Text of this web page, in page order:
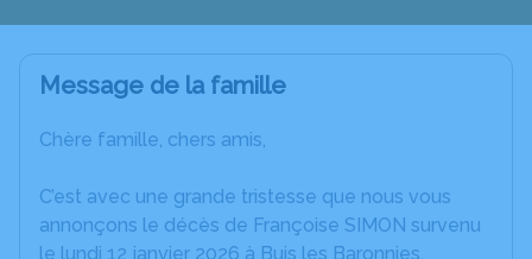
Message de la famille
Chère famille, chers amis,
C’est avec une grande tristesse que nous vous
annonçons le décès de Françoise SIMON survenu
le lundi 12 janvier 2026 à Buis les Baronnies.